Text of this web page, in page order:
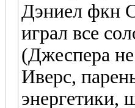
Дэниел фкн
играл все
(Джеспера
Иверс,
энергетики,